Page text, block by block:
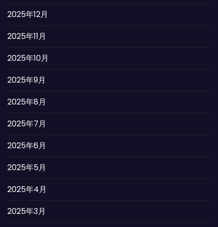
2025年12月
2025年11月
2025年10月
2025年9月
2025年8月
2025年7月
2025年6月
2025年5月
2025年4月
2025年3月